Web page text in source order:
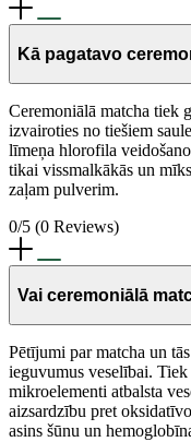
Kā pagatavo
Ceremoniālā matcha tiek
izvairoties no tiešiem
līmeņa hlorofila
tikai vissmalkākās un
zaļam pulverim.
0/5 (0 Reviews)
Vai ceremoniālā
Pētījumi par matcha un
ieguvumus veselībai.
mikroelementi atbalsta
aizsardzību pret
asins šūnu un